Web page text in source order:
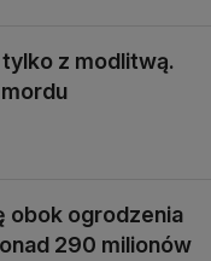
z modlitwą.
obok ogrodzenia
290 milionów